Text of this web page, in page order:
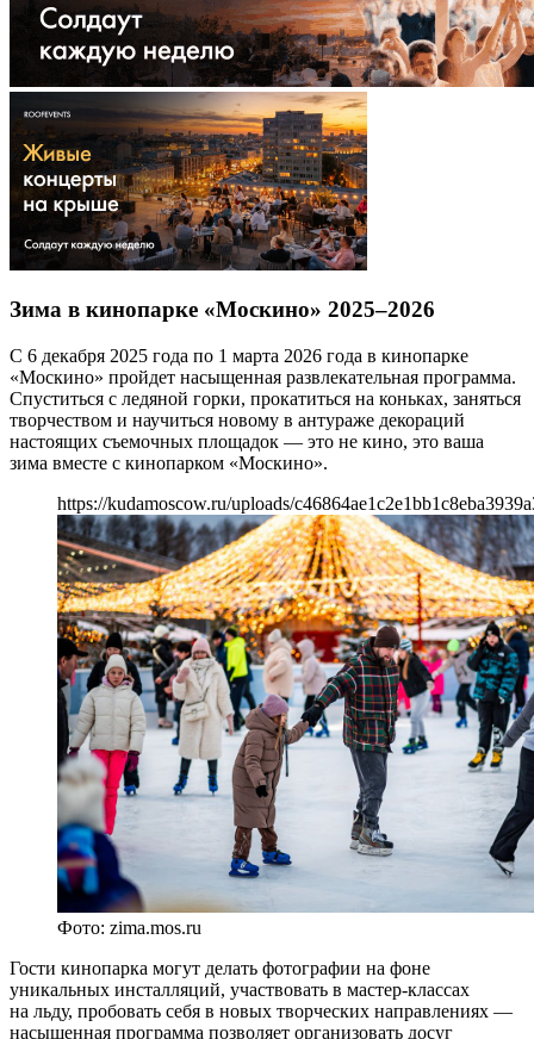
Зима в кинопарке «Москино» 2025–2026
С 6 декабря 2025 года по 1 марта 2026 года в кинопарке
«Москино» пройдет насыщенная развлекательная программа.
Спуститься с ледяной горки, прокатиться на коньках, заняться
творчеством и научиться новому в антураже декораций
настоящих съемочных площадок — это не кино, это ваша
зима вместе с кинопарком «Москино».
https://kudamoscow.ru/uploads/
Фото: zima.mos.ru
Гости кинопарка могут делать фотографии на фоне
уникальных инсталляций, участвовать в мастер-классах
на льду, пробовать себя в новых творческих направлениях —
насыщенная программа позволяет организовать досуг